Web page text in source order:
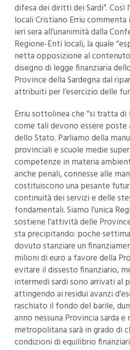
difesa dei diritti dei Sardi”. Così
locali Cristiano Erriu
ieri sera all’unanimità dalla
Regione-Enti locali, la quale
netta opposizione al
disegno di legge finanziaria
Province della Sardegna dal
attribuiti per l’esercizio delle
Erriu sottolinea che “si tratta
come tali devono essere poste
dello Stato. Parliamo della
provinciali e scuole medie
competenze in materia
anche penali, connesse alle
costituiscono una pesante
continuità dei servizi e delle
fondamentali. Siamo l’unica
sostiene l’attività delle
sta precipitando: poche
dovuto stanziare un
milioni di euro a favore della
evitare il dissesto finanziario,
intermedi sardi sono arrivati al
attingendo ai residui avanzi
raschiato il fondo del barile,
anno nessuna Provincia sarda
metropolitana sarà in grado di
condizioni di equilibrio